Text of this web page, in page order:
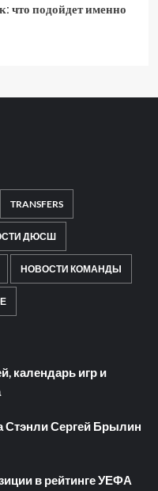
что подойдет именно
TRANSFERS
ДЮСШ
НОВОСТИ КОМАНДЫ
календарь игр и
Стэнли Сергей Брылин
в рейтинге УЕФА